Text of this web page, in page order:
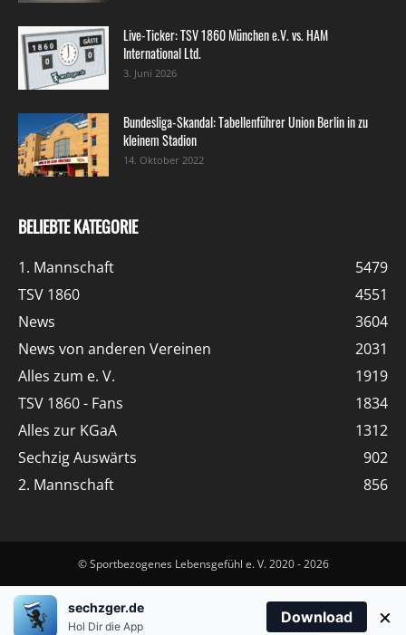
Live-Ticker: TSV 1860 München e.V. vs. HAM
International Ltd.
3. Juni 2026
Bundesliga-Skandal: Tabellenführer Union Berlin in zu
kleinem Stadion
14. Oktober 2022
BELIEBTE KATEGORIE
1. Mannschaft
5479
TSV 1860
4551
News
3604
News von anderen Vereinen
2031
Alles zum e. V.
1919
TSV 1860 - Fans
1834
Alles zur KGaA
1312
Sechzig Auswärts
902
2. Mannschaft
856
© Sportbezogenes Lebensgefühl e. V. 2020 - 2026
sechzger.de
Hol Dir die App Download ×